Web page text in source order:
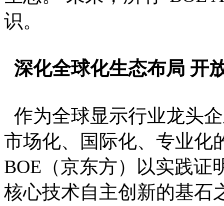
识。
深化全球化生态布局 开
作为全球显示行业龙头
市场化、国际化、专业化
BOE（京东方）以实践证
核心技术自主创新的基石